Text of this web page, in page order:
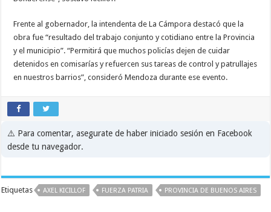
Frente al gobernador, la intendenta de La Cámpora destacó que la
obra fue “resultado del trabajo conjunto y cotidiano entre la Provincia
y el municipio”. “Permitirá que muchos policías dejen de cuidar
detenidos en comisarías y refuercen sus tareas de control y patrullajes
en nuestros barrios”, consideró Mendoza durante ese evento.
⚠️ Para comentar, asegurate de haber iniciado sesión en Facebook
desde tu navegador.
Etiquetas AXEL KICILLOF FUERZA PATRIA PROVINCIA DE BUENOS AIRES